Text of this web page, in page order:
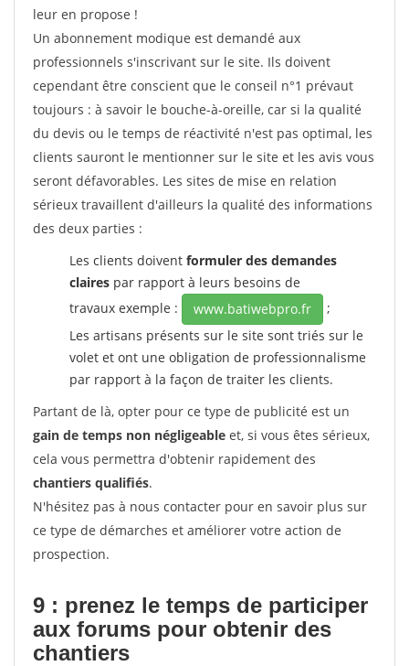
leur en propose !
Un abonnement modique est demandé aux
professionnels s'inscrivant sur le site. Ils doivent
cependant être conscient que le conseil n°1 prévaut
toujours : à savoir le bouche-à-oreille, car si la qualité
du devis ou le temps de réactivité n'est pas optimal, les
clients sauront le mentionner sur le site et les avis vous
seront défavorables. Les sites de mise en relation
sérieux travaillent d'ailleurs la qualité des informations
des deux parties :
Les clients doivent formuler des demandes
claires par rapport à leurs besoins de
travaux exemple :
www.batiwebpro.fr
;
Les artisans présents sur le site sont triés sur le
volet et ont une obligation de professionnalisme
par rapport à la façon de traiter les clients.
Partant de là, opter pour ce type de publicité est un
gain de temps non négligeable et, si vous êtes sérieux,
cela vous permettra d'obtenir rapidement des
chantiers qualifiés.
N'hésitez pas à nous contacter pour en savoir plus sur
ce type de démarches et améliorer votre action de
prospection.
9 : prenez le temps de participer
aux forums pour obtenir des
chantiers